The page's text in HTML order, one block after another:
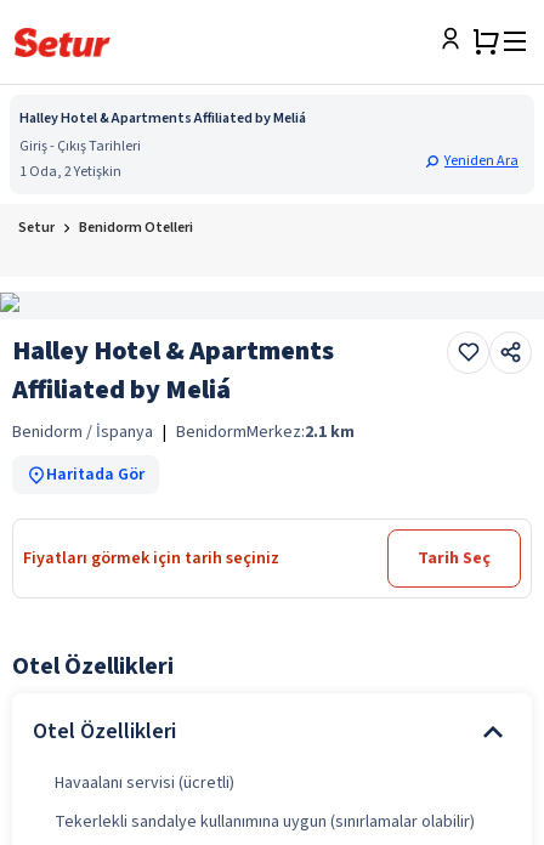
Halley Hotel & Apartments Affiliated by Meliá
Giriş - Çıkış Tarihleri
1 Oda, 2 Yetişkin
Yeniden Ara
Setur Benidorm Otelleri
Halley Hotel & Apartments
Affiliated by Meliá
Benidorm / İspanya | BenidormMerkez:2.1 km
Haritada Gör
Fiyatları görmek için tarih seçiniz Tarih Seç
Otel Özellikleri
Otel Özellikleri
Havaalanı servisi (ücretli)
Tekerlekli sandalye kullanımına uygun (sınırlamalar olabilir)